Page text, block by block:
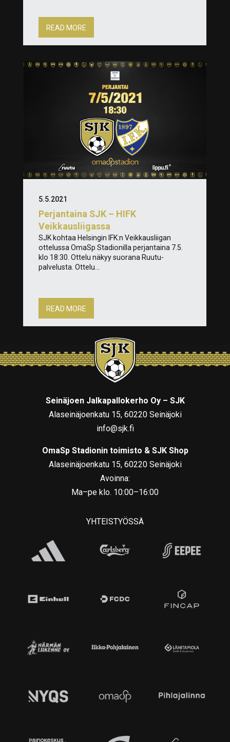
READ MORE
Perjantaina SJK – HIFK
Veikkausliigassa
5.5.2021
SJK kohtaa Helsingin IFK:n Veikkausliigan
ottelussa OmaSp Stadionilla perjantaina 7.5.
klo 18:30. Ottelu näkyy suorana Ruutu-
palvelusta. Ottelu...
READ MORE
Seinäjoen Jalkapallokerho Oy – SJK
Alaseinäjoenkatu 15, 60220 Seinäjoki
info@sjk.fi
OmaSp Stadionin toimisto & SJK Shop
Alaseinäjoenkatu 15, 60220 Seinäjoki
Avoinna:
Ma–pe klo. 10:00–16:00
YHTEISTYÖSSÄ